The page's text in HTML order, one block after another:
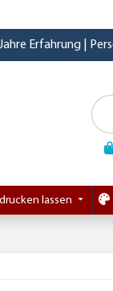
Erfahrung |
lassen